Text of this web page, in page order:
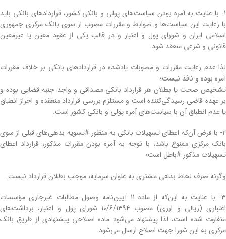
1- با عنایت به آمره بودن سیاست‌های پولی و بانکی کشور، قراردادهای بانکی باید
با رعایت این سیاست‌ها و ضوابط و مقررات مصوب از سوی بانک مرکزی جمهوری
اسلامی ایران و شورای پول و اعتبار و در قالب یکی از عقود معین یا غیرمعین
قانونی و شرعی منعقد شود.
لذا عدم رعایت مقررات و مصوبات یادشده در قرارداد‌های بانکی بر خلاف مقررات
آمره بوده و نافذ نیست؛
تشخیص صحت یا بطلان هر قرارداد بانکی مصداقی و واجد جنبه قضایی بوده و
بر عهده قاضی رسیدگی‌کننده است و مستلزم بررسی قرارداد منعقده و احراز انطباق
یا عدم انطباق آن با سیاست‌های آمره پولی و بانکی کشور است.
2- با فرض آن‌که اعطای تسهیلات بانکی به منظور #تسویه بدهی‌های قبلی از سوی
بانک مرکزی ممنوع باشد، با توجه به آمره بودن مقررات مذکور، قرارداد اعطای
تسهیلات مذکور #باطل است؛
وگرنه صرف لحاظ بدهی مشتری به عنوان سرمایه، موجب بطلان قرارداد نیست.
3- با عنایت به این‌که از ماده 11 آیین‌‌نامه وصول مطالبات غیرجاری مؤسسات
اعتباری (ریالی و ارزی) مصوب 10/6/1394 شورای پول و اعتبار، برداشت‌های
متفاوت شده است، لذا پیشنهاد می‌شود ماده اصلاحی پیشنهادی از طریق بانک
مرکزی به این شورا جهت اصلاح ارسال می‌شود.